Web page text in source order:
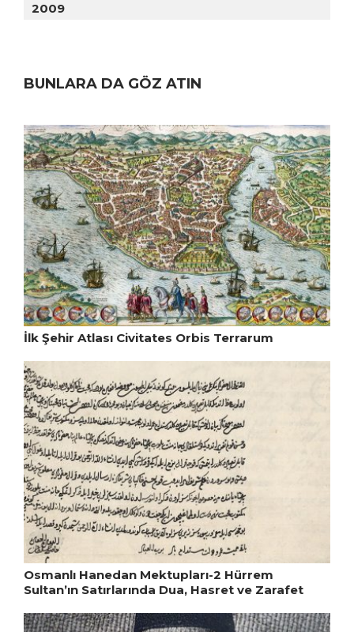
2009
BUNLARA DA GÖZ ATIN
İlk Şehir Atlası Civitates Orbis Terrarum
Osmanlı Hanedan Mektupları-2 Hürrem
Sultan’ın Satırlarında Dua, Hasret ve Zarafet